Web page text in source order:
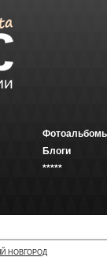
Блоги
*****
НОВГОРОД